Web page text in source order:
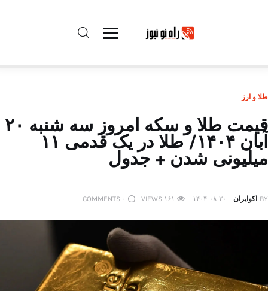
درباره راه‌ نو نیوز
ارتباط با راه‌ نو نیوز
تبلیغات راه نو نیوز
آوین دیلی
طلا و ارز
قیمت طلا و سکه امروز سه شنبه ۲۰
آبان ۱۴۰۴/ طلا در یک قدمی ۱۱
میلیونی شدن + جدول
BY اکوایران ۱۴۰۴-۰۸-۲۰ ۱۶۱ VIEWS ۰ COMMENTS